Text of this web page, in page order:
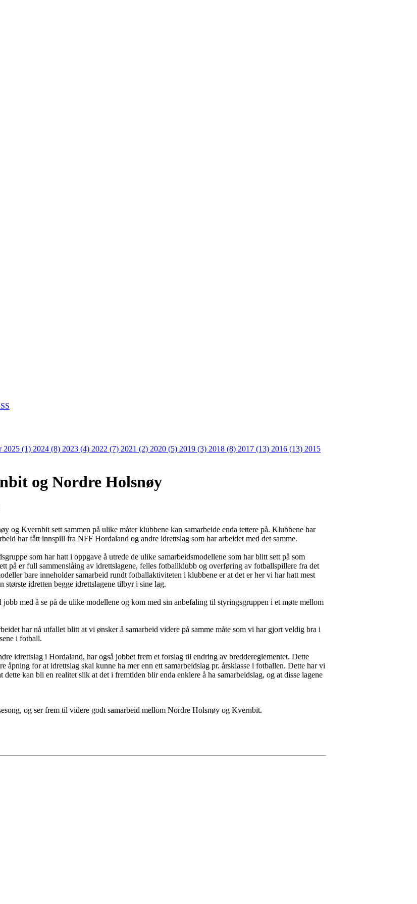
2025 (1) 2024 (8) 2023 (4) 2022 (7) 2021 (2) 2020 (5) 2019 (3) 2018 (8) 2017 (13) 2016 (13) 2015
og Nordre Holsnøy
og Kvernbit sett sammen på ulike måter klubbene kan samarbeide enda tettere på. Klubbene har
har fått innspill fra NFF Hordaland og andre idrettslag som har arbeidet med det samme.
som har hatt i oppgave å utrede de ulike samarbeidsmodellene som har blitt sett på som
på er full sammenslåing av idrettslagene, felles fotballklubb og overføring av fotballspillere fra det
bare inneholder samarbeid rundt fotballaktiviteten i klubbene er at det er her vi har hatt mest
idretten begge idrettslagene tilbyr i sine lag.
med å se på de ulike modellene og kom med sin anbefaling til styringsgruppen i et møte mellom
har nå utfallet blitt at vi ønsker å samarbeid videre på samme måte som vi har gjort veldig bra i
i fotball.
idrettslag i Hordaland, har også jobbet frem et forslag til endring av breddereglementet. Dette
åpning for at idrettslag skal kunne ha mer enn ett samarbeidslag pr. årsklasse i fotballen. Dette har vi
kan bli en realitet slik at det i fremtiden blir enda enklere å ha samarbeidslag, og at disse lagene
og ser frem til videre godt samarbeid mellom Nordre Holsnøy og Kvernbit.